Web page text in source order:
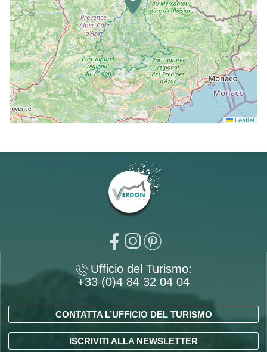
Leaflet
Ufficio del Turismo:
+33 (0)4 84 32 04 04
CONTATTA L’UFFICIO DEL TURISMO
ISCRIVITI ALLA NEWSLETTER